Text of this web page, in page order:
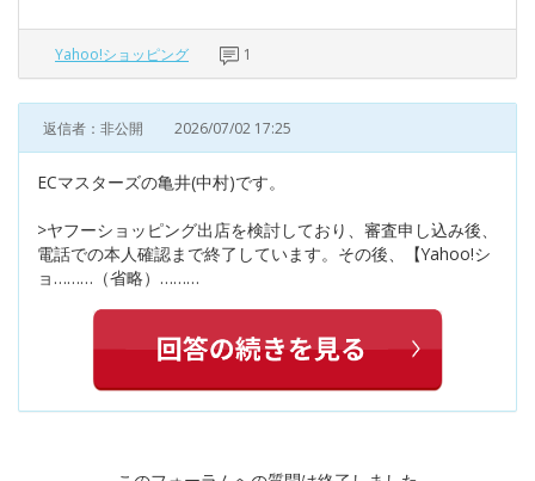
Yahoo!ショッピング 1
返信者：非公開 2026/07/02 17:25
ECマスターズの亀井(中村)です。
>ヤフーショッピング出店を検討しており、審査申し込み後、
電話での本人確認まで終了しています。その後、【Yahoo!シ
ョ………（省略）………